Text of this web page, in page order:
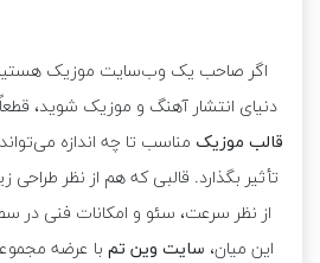
اگر صاحب یک وب‌سایت موزیک هستید
دنیای انتشار آهنگ و موزیک شوید،
قالب موزیک مناسب تا چه اندازه
تأثیر بگذارد. قالبی که هم از نظر طراحی
از نظر سرعت، سئو و امکانات فنی در
این میان، سایت وین تم با عرضه